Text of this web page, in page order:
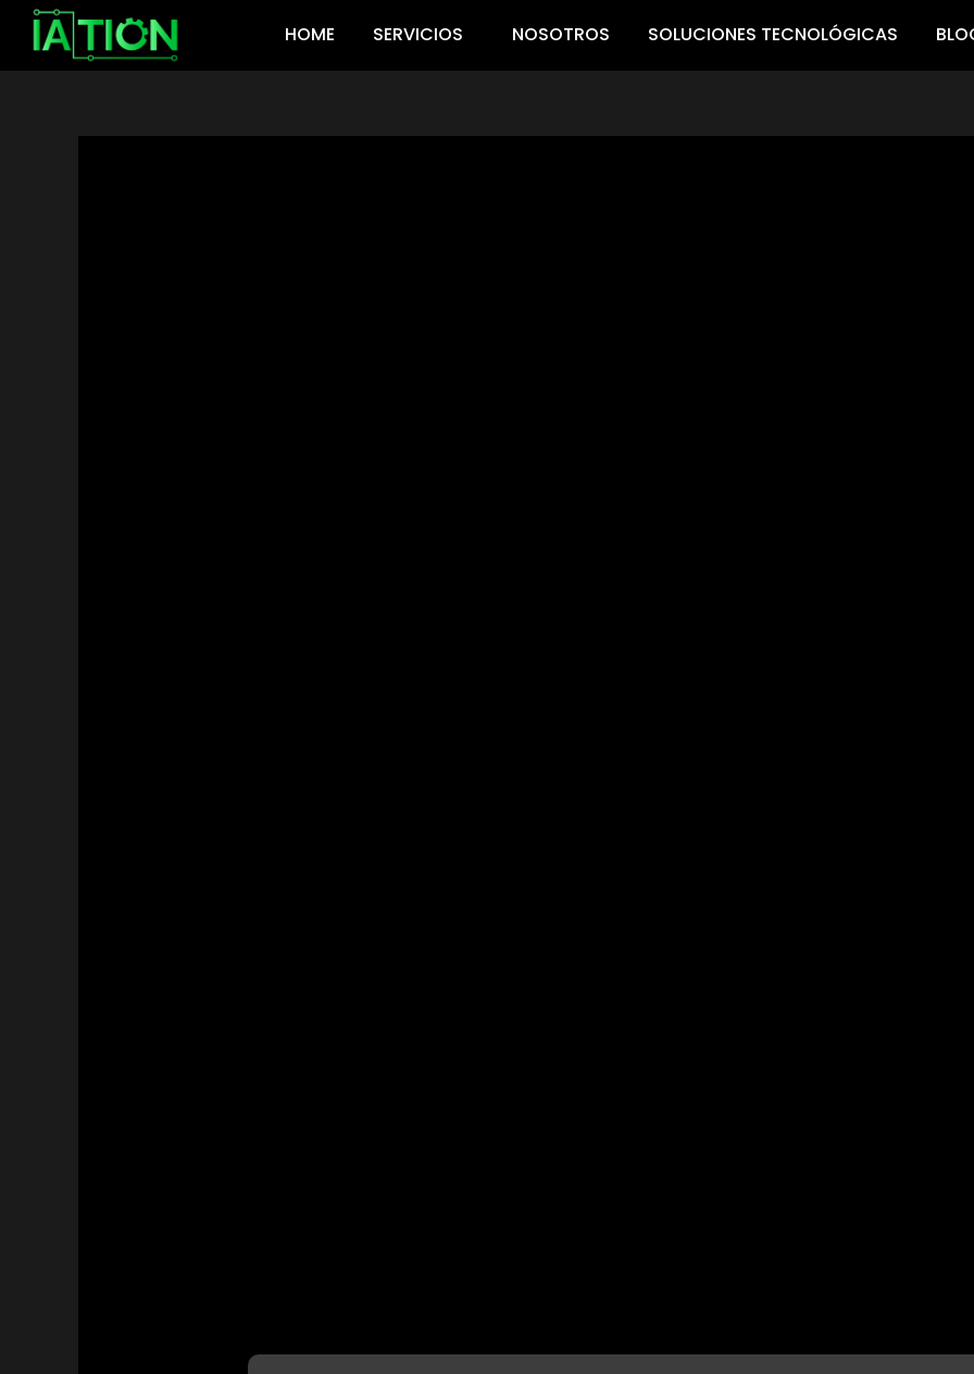
contenido
HOME SERVICIOS NOSOTROS SOLUCIONES TECNOLÓGICAS